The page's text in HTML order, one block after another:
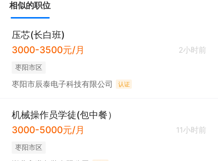
相似的职位
压芯(长白班)
3000-3500元/月
2小时前
枣阳市区
枣阳市辰泰电子科技有限公司 认证
机械操作员学徒(包中餐）
3000-5000元/月
11小时前
枣阳市区